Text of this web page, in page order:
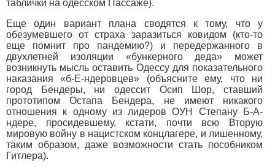
таблички на одесском Пассаже).
Еще один вариант плана сводятся к тому, что у
обезумевшего от страха заразиться ковидом (кто-то
еще помнит про пандемию?) и передержанного в
двухлетней изоляции «бункерного деда» может
возникнуть мысль оставить Одессу для показательного
наказания «б-Е-ндеровцев» (объясните ему, что ни
город Бендеры, ни одессит Осип Шор, ставший
прототипом Остапа Бендера, не имеют никакого
отношения к одному из лидеров ОУН Степану Б-А-
ндере, просидевшему, кстати, почти всю Вторую
мировую войну в нацистском концлагере, и лишенному,
таким образом, даже возможности стать пособником
Гитлера).